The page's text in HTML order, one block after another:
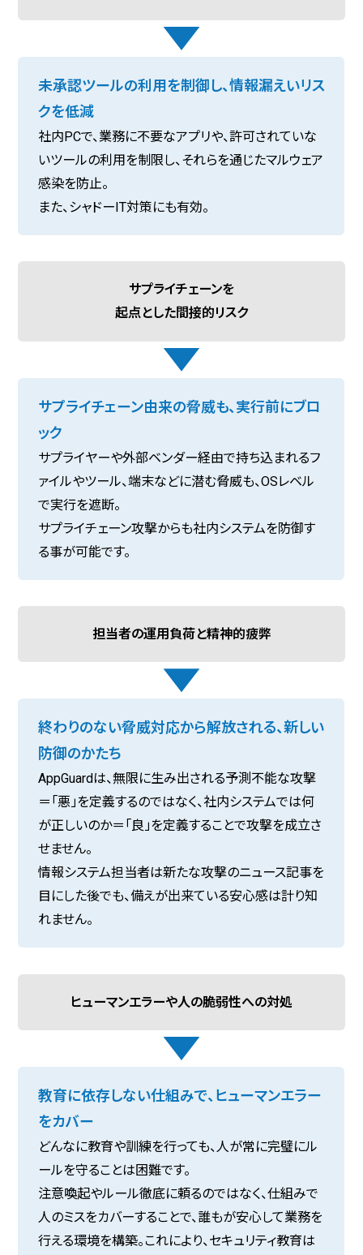
未承認ツールの利用を制御し、情報漏えいリス
クを低減
社内PCで、業務に不要なアプリや、許可されていな
いツールの利用を制限し、それらを通じたマルウェア
感染を防止。
また、シャドーIT対策にも有効。
サプライチェーンを
起点とした間接的リスク
サプライチェーン由来の脅威も、実行前にブロ
ック
サプライヤーや外部ベンダー経由で持ち込まれるフ
ァイルやツール、端末などに潜む脅威も、OSレベル
で実行を遮断。
サプライチェーン攻撃からも社内システムを防御す
る事が可能です。
担当者の運用負荷と精神的疲弊
終わりのない脅威対応から解放される、新しい
防御のかたち
AppGuardは、無限に生み出される予測不能な攻撃
＝「悪」を定義するのではなく、社内システムでは何
が正しいのか＝「良」を定義することで攻撃を成立さ
せません。
情報システム担当者は新たな攻撃のニュース記事を
目にした後でも、備えが出来ている安心感は計り知
れません。
ヒューマンエラーや人の脆弱性への対処
教育に依存しない仕組みで、ヒューマンエラー
をカバー
どんなに教育や訓練を行っても、人が常に完璧にル
ールを守ることは困難です。
注意喚起やルール徹底に頼るのではなく、仕組みで
人のミスをカバーすることで、誰もが安心して業務を
行える環境を構築。これにより、セキュリティ教育は